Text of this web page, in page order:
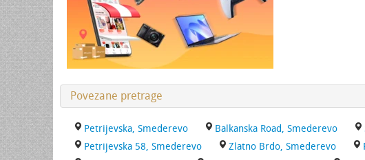
Povezane pretrage
Petrijevska, Smederevo Balkanska Road, Smederevo
Petrijevska 58, Smederevo
Zlatno Brdo, Smederevo